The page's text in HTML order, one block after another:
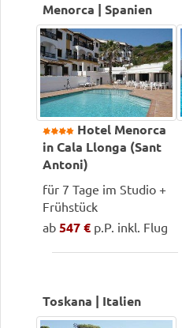
Menorca | Spanien
Hotel Menorca
in Cala Llonga (Sant
Antoni)
für 7 Tage im Studio +
Frühstück
ab 547 € p.P. inkl. Flug
Toskana | Italien